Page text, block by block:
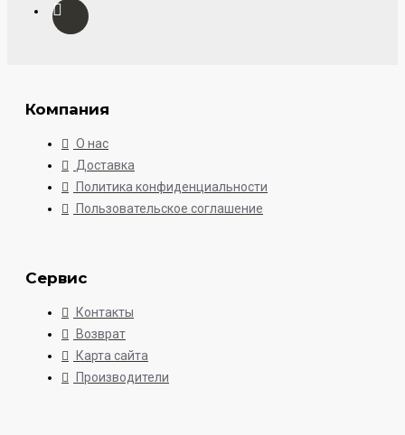
Компания
О нас
Доставка
Политика конфиденциальности
Пользовательское соглашение
Сервис
Контакты
Возврат
Карта сайта
Производители